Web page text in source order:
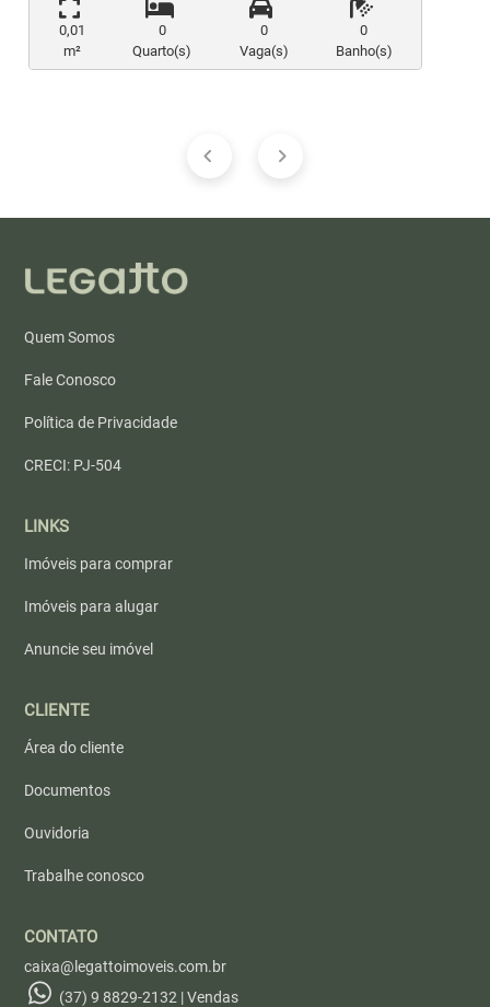
0,01
m²
0
Quarto(s)
0
Vaga(s)
0
Banho(s)
Quem Somos
Fale Conosco
Política de Privacidade
CRECI: PJ-504
LINKS
Imóveis para comprar
Imóveis para alugar
Anuncie seu imóvel
CLIENTE
Área do cliente
Documentos
Ouvidoria
Trabalhe conosco
CONTATO
caixa@legattoimoveis.com.br
(37) 9 8829-2132 | Vendas